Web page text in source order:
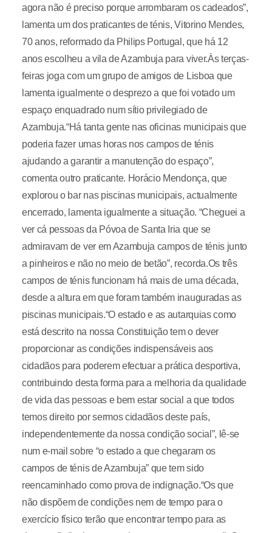
agora não é preciso porque arrombaram os cadeados”,
lamenta um dos praticantes de ténis, Vitorino Mendes,
70 anos, reformado da Philips Portugal, que há 12
anos escolheu a vila de Azambuja para viver.Às terças-
feiras joga com um grupo de amigos de Lisboa que
lamenta igualmente o desprezo a que foi votado um
espaço enquadrado num sítio privilegiado de
Azambuja.“Há tanta gente nas oficinas municipais que
poderia fazer umas horas nos campos de ténis
ajudando a garantir a manutenção do espaço”,
comenta outro praticante. Horácio Mendonça, que
explorou o bar nas piscinas municipais, actualmente
encerrado, lamenta igualmente a situação. “Cheguei a
ver cá pessoas da Póvoa de Santa Iria que se
admiravam de ver em Azambuja campos de ténis junto
a pinheiros e não no meio de betão”, recorda.Os três
campos de ténis funcionam há mais de uma década,
desde a altura em que foram também inauguradas as
piscinas municipais.“O estado e as autarquias como
está descrito na nossa Constituição tem o dever
proporcionar as condições indispensáveis aos
cidadãos para poderem efectuar a prática desportiva,
contribuindo desta forma para a melhoria da qualidade
de vida das pessoas e bem estar social a que todos
temos direito por sermos cidadãos deste país,
independentemente da nossa condição social”, lê-se
num e-mail sobre “o estado a que chegaram os
campos de ténis de Azambuja” que tem sido
reencaminhado como prova de indignação.“Os que
não dispõem de condições nem de tempo para o
exercício físico terão que encontrar tempo para as